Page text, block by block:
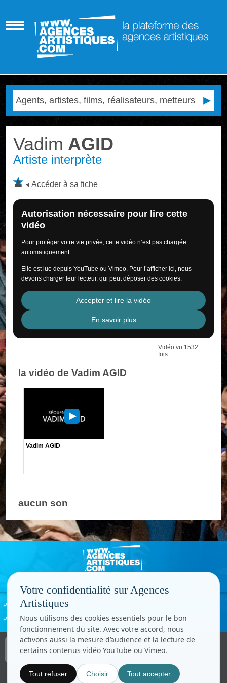
Vadim AGID
Artiste interprète
Accéder à sa fiche
Autorisation nécessaire pour lire cette
vidéo
Pour protéger votre vie privée, cette vidéo n’est pas chargée
automatiquement.
Elle est lue depuis YouTube ou Vimeo. Pour l’afficher ici, nous
devons charger leur lecteur, qui peut déposer des cookies.
Accepter et lire la vidéo
En savoir plus
Vidéo vu 1532
fois
la vidéo de Vadim AGID
Vadim AGID
aucun son
Politique de confidentialité
Paramètres cookies
Copyright © CC.Comunication
Tous droits réservés
Votre confidentialité sur Agences
Artistiques
Nous utilisons des cookies essentiels pour le bon
fonctionnement du site. Avec votre accord, nous
activons aussi la mesure d’audience et la lecture de
certains contenus vidéo YouTube ou Vimeo.
Tout refuser Choisir Tout accepter